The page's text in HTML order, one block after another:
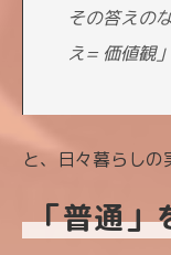
その答えの
え= 価値観
と、日々暮らしの
「普通」